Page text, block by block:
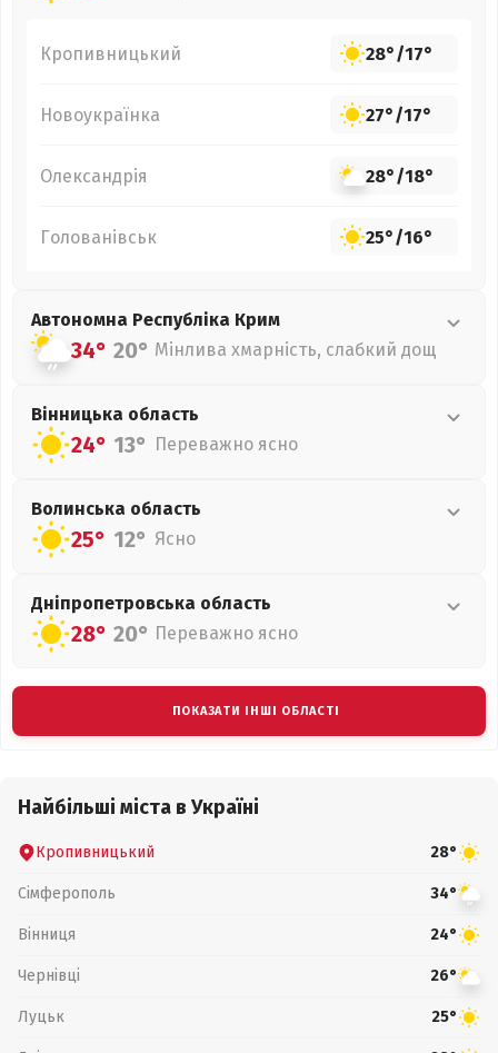
Кропивницький 28°/17°
Новоукраїнка 27°/17°
Олександрія 28°/18°
Голованівськ 25°/16°
Автономна Республіка Крим
34° 20° Мінлива хмарність, слабкий дощ
Вінницька область
24° 13° Переважно ясно
Волинська область
25° 12° Ясно
Дніпропетровська область
28° 20° Переважно ясно
ПОКАЗАТИ ІНШІ ОБЛАСТІ
Найбільші міста в Україні
Кропивницький 28°
Сімферополь 34°
Вінниця 24°
Чернівці 26°
Луцьк 25°